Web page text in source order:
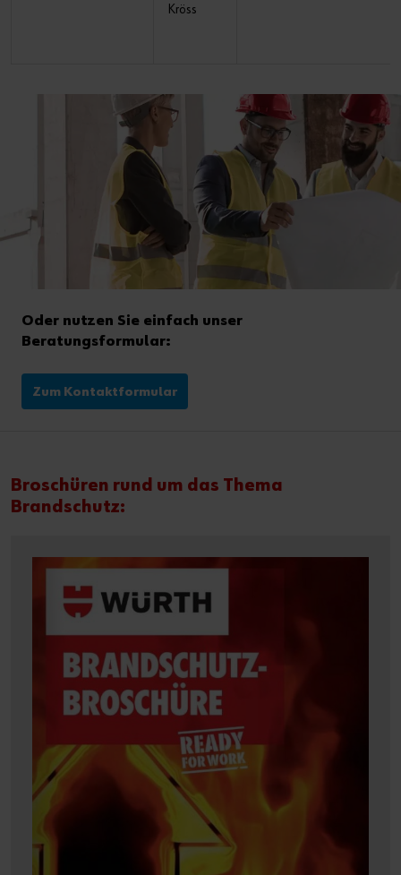
Kröss
Oder nutzen Sie einfach unser
Beratungsformular:
Zum Kontaktformular
Broschüren rund um das Thema
Brandschutz: